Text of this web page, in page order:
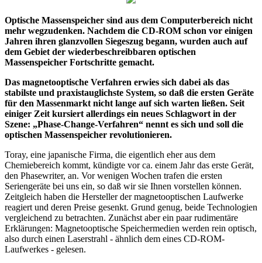
Optische Massenspeicher sind aus dem Computerbereich nicht
mehr wegzudenken. Nachdem die CD-ROM schon vor einigen
Jahren ihren glanzvollen Siegeszug begann, wurden auch auf
dem Gebiet der wiederbeschreibbaren optischen
Massenspeicher Fortschritte gemacht.
Das magnetooptische Verfahren erwies sich dabei als das
stabilste und praxistauglichste System, so daß die ersten Geräte
für den Massenmarkt nicht lange auf sich warten ließen. Seit
einiger Zeit kursiert allerdings ein neues Schlagwort in der
Szene: „Phase-Change-Verfahren“ nennt es sich und soll die
optischen Massenspeicher revolutionieren.
Toray, eine japanische Firma, die eigentlich eher aus dem
Chemiebereich kommt, kündigte vor ca. einem Jahr das erste Gerät,
den Phasewriter, an. Vor wenigen Wochen trafen die ersten
Seriengeräte bei uns ein, so daß wir sie Ihnen vorstellen können.
Zeitgleich haben die Hersteller der magnetooptischen Laufwerke
reagiert und deren Preise gesenkt. Grund genug, beide Technologien
vergleichend zu betrachten. Zunächst aber ein paar rudimentäre
Erklärungen: Magnetooptische Speichermedien werden rein optisch,
also durch einen Laserstrahl - ähnlich dem eines CD-ROM-
Laufwerkes - gelesen.